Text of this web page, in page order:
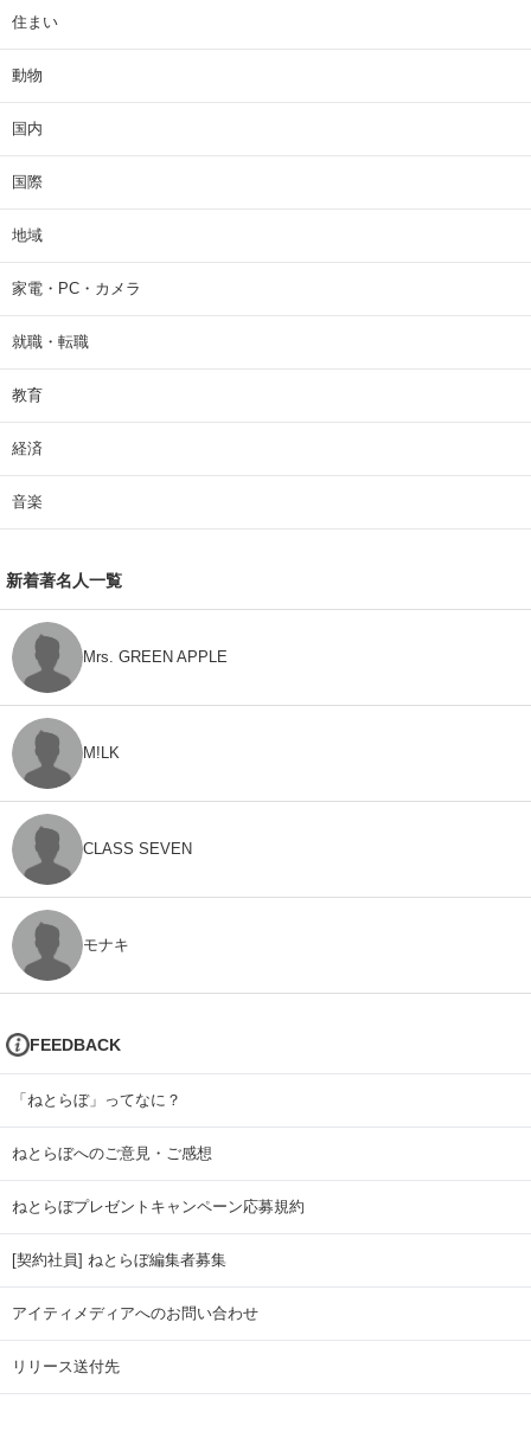
住まい
動物
国内
国際
地域
家電・PC・カメラ
就職・転職
教育
経済
音楽
新着著名人一覧
Mrs. GREEN APPLE
M!LK
CLASS SEVEN
モナキ
FEEDBACK
「ねとらぼ」ってなに？
ねとらぼへのご意見・ご感想
ねとらぼプレゼントキャンペーン応募規約
[契約社員] ねとらぼ編集者募集
アイティメディアへのお問い合わせ
リリース送付先